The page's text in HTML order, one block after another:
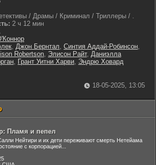
/ Драмы / Криминал / Триллеры / .
2 ч 12 мин
, Джон Бернтал, Синтия Аддай-Робинсон,
Robertson, Элисон Райт, Даниэлла
, Грант Уитни Харви, Эндрю Ховард
18-05-2025, 13:05
Пламя и пепел
Нейтири и их дети переживают смерть Нетейама
с корпорацией...